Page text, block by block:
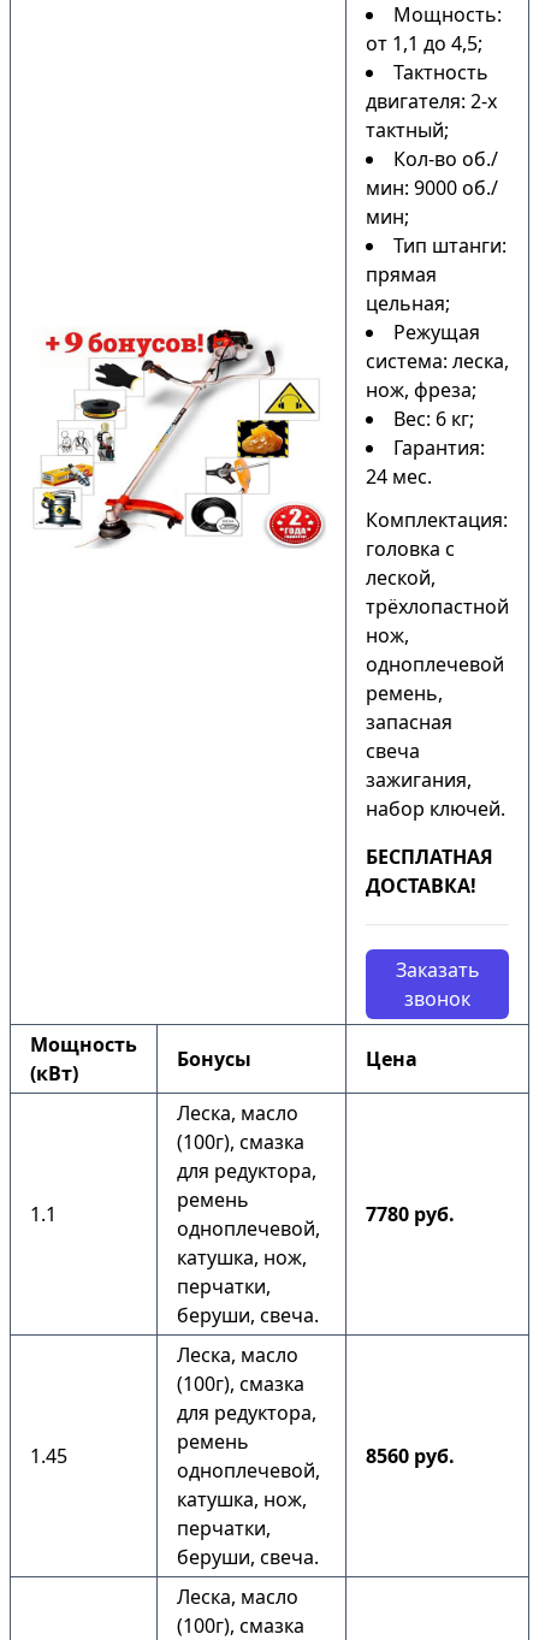
Мощность:
от 1,1 до 4,5;
Тактность
двигателя: 2-х
тактный;
Кол-во об./
мин: 9000 об./
мин;
Тип штанги:
прямая
цельная;
Режущая
система: леска,
нож, фреза;
Вес: 6 кг;
Гарантия:
24 мес.
Комплектация:
головка с
леской,
трёхлопастной
нож,
одноплечевой
ремень,
запасная
свеча
зажигания,
набор ключей.
БЕСПЛАТНАЯ
ДОСТАВКА!
Заказать
звонок
Мощность
(кВт)
Бонусы Цена
1.1
Леска, масло
(100г), смазка
для редуктора,
ремень
одноплечевой,
катушка, нож,
перчатки,
беруши, свеча.
7780 руб.
1.45
Леска, масло
(100г), смазка
для редуктора,
ремень
одноплечевой,
катушка, нож,
перчатки,
беруши, свеча.
8560 руб.
Леска, масло
(100г), смазка